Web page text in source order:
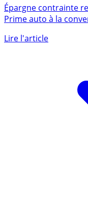
Lettre épargne et
Prime auto à la